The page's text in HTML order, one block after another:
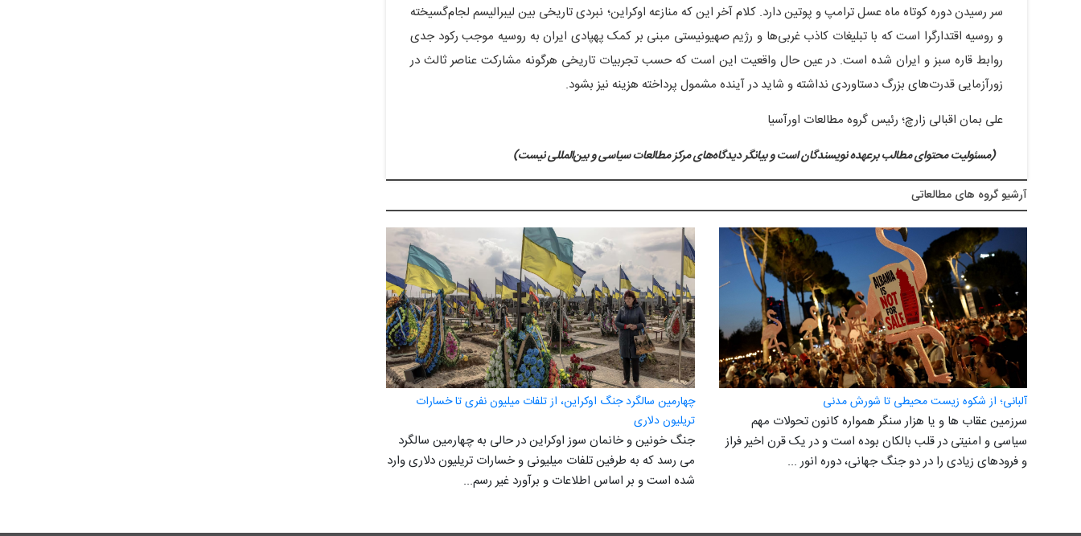
سر رسیدن دوره کوتاه ماه عسل ترامپ و پوتین دارد. کلام آخر این که منازعه اوکراین؛ نبردی تاریخی بین لیبرالیسم لجام‌گسیخته
و روسیه اقتدارگرا است که با تبلیغات کاذب غربی‌ها و رژیم صهیونیستی مبنی بر کمک پهپادی ایران به روسیه موجب رکود جدی
روابط قاره سبز و ایران شده است. در عین حال واقعیت این است که حسب تجربیات تاریخی هرگونه مشارکت عناصر ثالث در
زورآزمایی قدرت‌های بزرگ دستاوردی نداشته و شاید در آینده مشمول پرداخته هزینه نیز بشود.
علی بمان اقبالی زارچ؛ رئیس گروه مطالعات اورآسیا
(مسئولیت محتوای مطالب برعهده نویسندگان است و بیانگر دیدگاه‌های مرکز مطالعات سیاسی و بین‌المللی نیست)
آرشيو گروه های مطالعاتی
آلبانی؛ از شکوه زیست محیطی تا شورش مدنی
سرزمین عقاب ها و یا هزار سنگر همواره کانون تحولات مهم
سیاسی و امنیتی در قلب بالکان بوده است و در یک قرن اخیر فراز
و فرودهای زیادی را در دو جنگ جهانی، دوره انور ...
چهارمین سالگرد جنگ اوکراین، از تلفات میلیون نفری تا خسارات
تریلیون دلاری
جنگ خونین و خانمان سوز اوکراین در حالی به چهارمین سالگرد
می رسد که به طرفین تلفات میلیونی و خسارات تریلیون دلاری وارد
شده است و بر اساس اطلاعات و برآورد غیر رسم...